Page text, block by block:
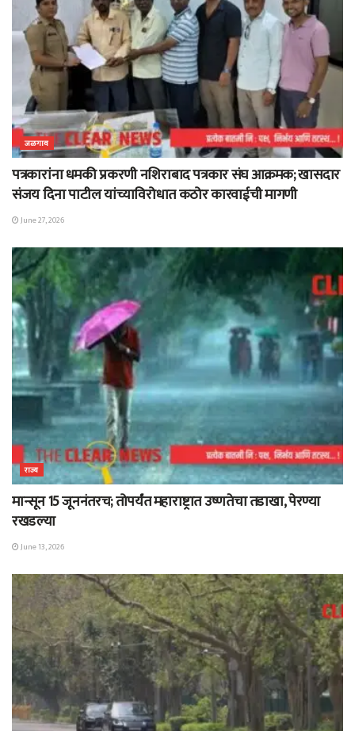
जळगाव
पत्रकारांना धमकी प्रकरणी नशिराबाद पत्रकार संघ आक्रमक; खासदार
संजय दिना पाटील यांच्याविरोधात कठोर कारवाईची मागणी
June 27, 2026
राज्य
मान्सून 15 जूननंतरच; तोपर्यंत महाराष्ट्रात उष्णतेचा तडाखा, पेरण्या
रखडल्या
June 13, 2026